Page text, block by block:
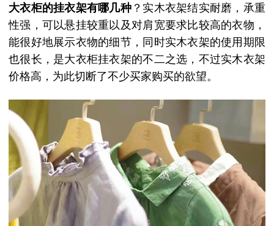
大衣柜的挂衣架有哪几种 ？实木衣架结实耐磨，承重
性强，可以悬挂较重以及对肩宽要求比较高的衣物，
能很好地展示衣物的细节，同时实木衣架的使用期限
也很长，是大衣柜挂衣架的不二之选，不过实木衣架
价格高，为此切断了不少买家购买的欲望。